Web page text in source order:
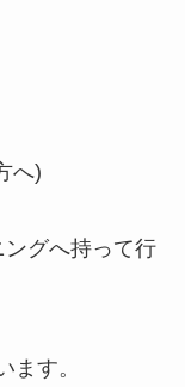
へ)
グへ持って行
ます。